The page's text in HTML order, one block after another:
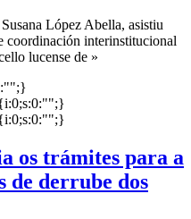
López Abella, asistiu
coordinación interinstitucional
lucense de »
os trámites para a
de derrube dos